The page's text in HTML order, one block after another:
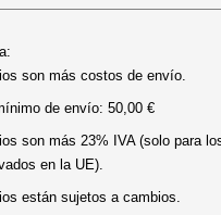
son más costos de envío.
de envío: 50,00 €
son más 23% IVA (solo para
en la UE).
están sujetos a cambios.